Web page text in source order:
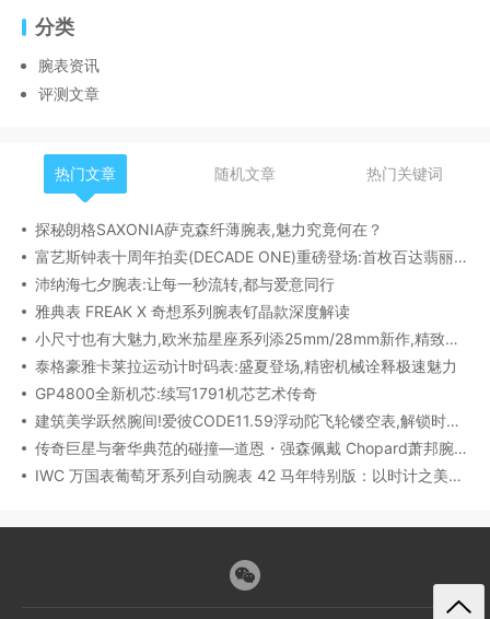
分类
腕表资讯
评测文章
热门文章 随机文章 热门关键词
探秘朗格SAXONIA萨克森纤薄腕表,魅力究竟何在？
富艺斯钟表十周年拍卖(DECADE ONE)重磅登场:首枚百达翡丽1518精钢腕表领衔呈献
沛纳海七夕腕表:让每一秒流转,都与爱意同行
雅典表 FREAK X 奇想系列腕表钌晶款深度解读​
小尺寸也有大魅力,欧米茄星座系列添25mm/28mm新作,精致感拉满
泰格豪雅卡莱拉运动计时码表:盛夏登场,精密机械诠释极速魅力
GP4800全新机芯:续写1791机芯艺术传奇
建筑美学跃然腕间!爱彼CODE11.59浮动陀飞轮镂空表,解锁时间律动新形态
传奇巨星与奢华典范的碰撞—道恩・强森佩戴 Chopard萧邦腕表珠宝亮相威尼斯电影节
IWC 万国表葡萄牙系列自动腕表 42 马年特别版：以时计之美，致敬农历新年​